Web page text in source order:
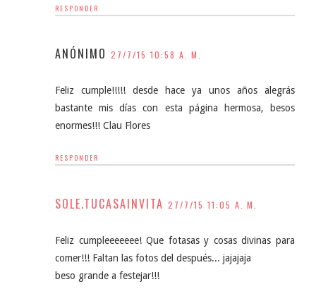
RESPONDER
ANÓNIMO 27/7/15 10:58 A. M.
Feliz cumple!!!!! desde hace ya unos años alegrás
bastante mis días con esta página hermosa, besos
enormes!!! Clau Flores
RESPONDER
SOLE.TUCASAINVITA 27/7/15 11:05 A. M.
Feliz cumpleeeeeee! Que fotasas y cosas divinas para
comer!!! Faltan las fotos del después... jajajaja
beso grande a festejar!!!